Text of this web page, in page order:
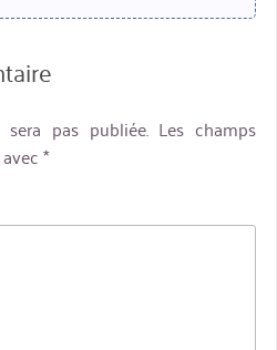
pas publiée. Les champs
*